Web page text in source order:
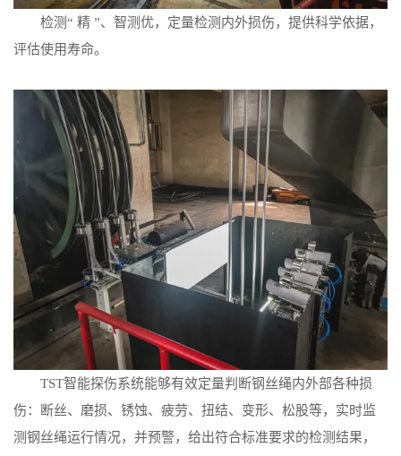
检测“ 精 ”、智测优，定量检测内外损伤，提供科学依据，
评估使用寿命。
TST智能探伤系统能够有效定量判断钢丝绳内外部各种损
伤：断丝、磨损、锈蚀、疲劳、扭结、变形、松股等，实时监
测钢丝绳运行情况，并预警，给出符合标准要求的检测结果，